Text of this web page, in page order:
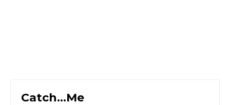
Catch...Me